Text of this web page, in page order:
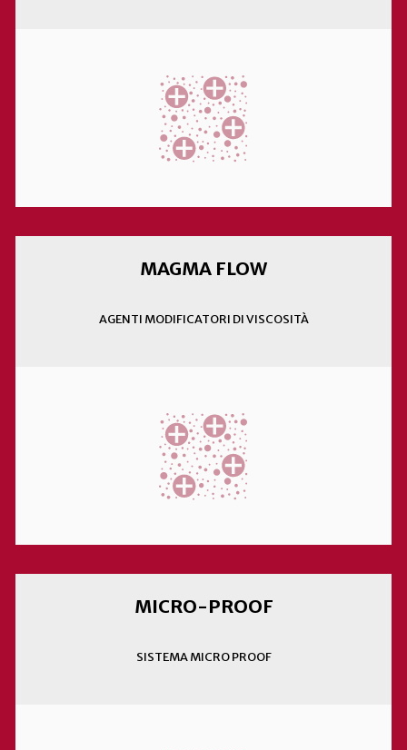
MAGMA FLOW
AGENTI MODIFICATORI DI VISCOSITÀ
MICRO-PROOF
SISTEMA MICRO PROOF